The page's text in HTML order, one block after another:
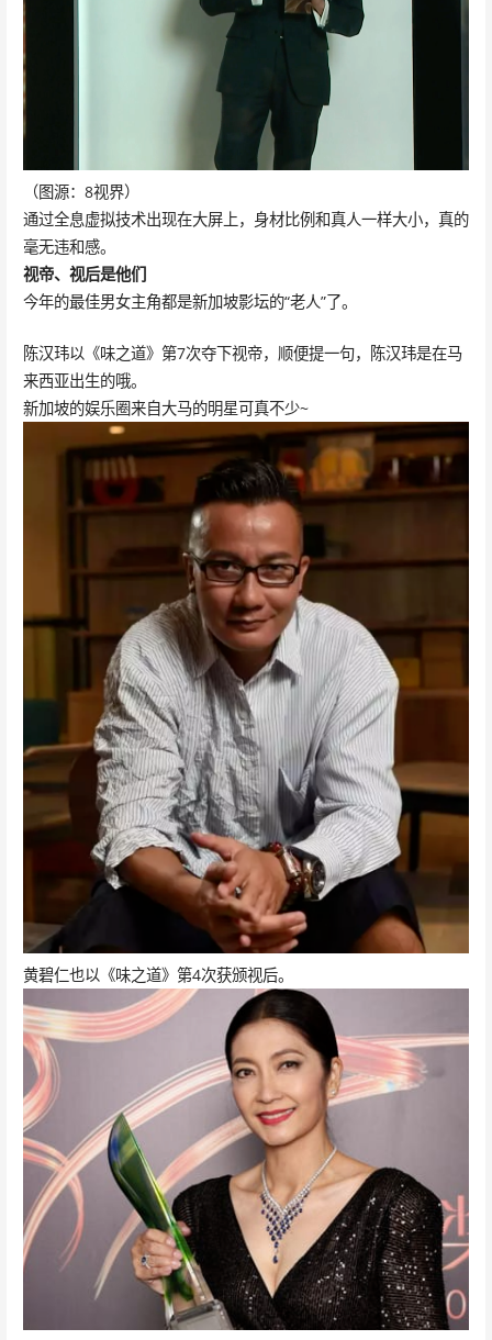
（图源：8视界）
通过全息虚拟技术出现在大屏上，身材比例和真人一样大小，真的
毫无违和感。
视帝、视后是他们
今年的最佳男女主角都是新加坡影坛的“老人”了。
陈汉玮以《味之道》第7次夺下视帝，顺便提一句，陈汉玮是在马
来西亚出生的哦。
新加坡的娱乐圈来自大马的明星可真不少~
黄碧仁也以《味之道》第4次获颁视后。